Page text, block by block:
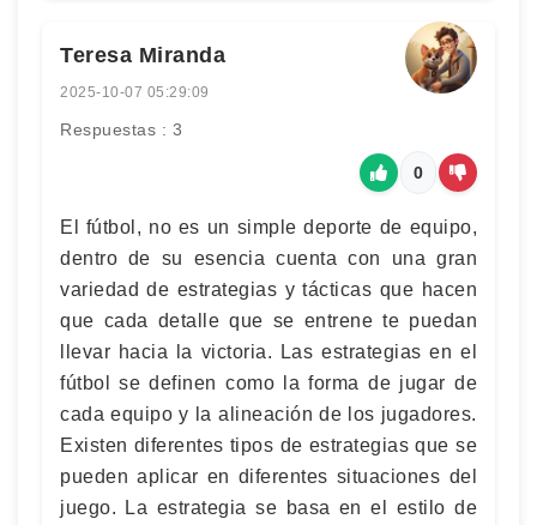
Teresa Miranda
2025-10-07 05:29:09
Respuestas : 3
0
El fútbol, no es un simple deporte de equipo,
dentro de su esencia cuenta con una gran
variedad de estrategias y tácticas que hacen
que cada detalle que se entrene te puedan
llevar hacia la victoria. Las estrategias en el
fútbol se definen como la forma de jugar de
cada equipo y la alineación de los jugadores.
Existen diferentes tipos de estrategias que se
pueden aplicar en diferentes situaciones del
juego. La estrategia se basa en el estilo de